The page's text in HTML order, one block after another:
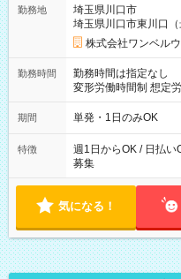
勤務地
埼玉県川口市
埼玉県川口市東川口（
株式会社ワンベル
勤務時間
勤務時間は指定なし
変形労働時間制 想定労働時間160
～21：00
期間 単発・1日のみOK
特徴
週1日からOK / 日払い
募集
気になる！